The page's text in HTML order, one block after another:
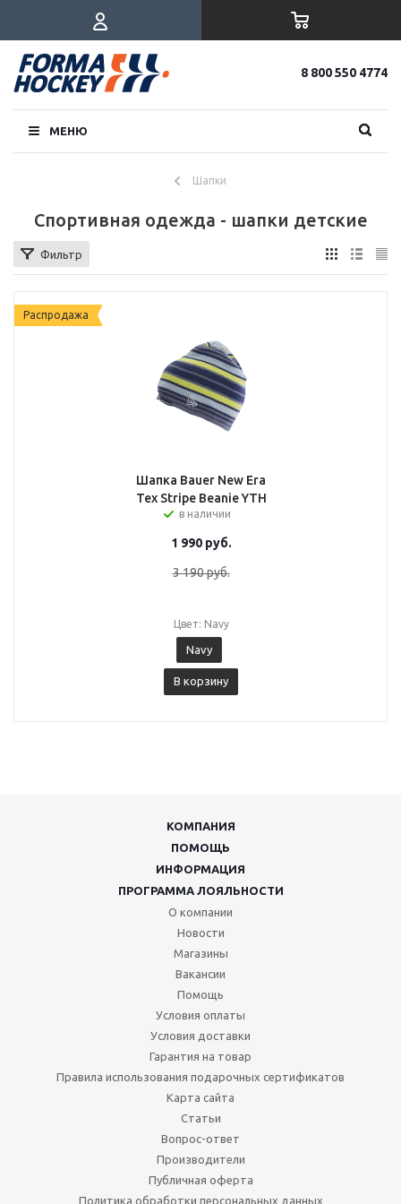
8 800 550 4774
МЕНЮ
Шапки
Спортивная одежда - шапки детские
Фильтр
Распродажа
Шапка Bauer New Era
Tex Stripe Beanie YTH
в наличии
1 990руб.
3 190руб.
Цвет: Navy
Navy
В корзину
КОМПАНИЯ
ПОМОЩЬ
ИНФОРМАЦИЯ
ПРОГРАММА ЛОЯЛЬНОСТИ
О компании
Новости
Магазины
Вакансии
Помощь
Условия оплаты
Условия доставки
Гарантия на товар
Правила использования подарочных сертификатов
Карта сайта
Статьи
Вопрос-ответ
Производители
Публичная оферта
Политика обработки персональных данных